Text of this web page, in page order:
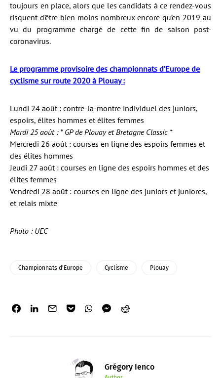
toujours en place, alors que les candidats à ce rendez-vous
risquent d’être bien moins nombreux encore qu’en 2019 au
vu du programme chargé de cette fin de saison post-
coronavirus.
Le programme provisoire des championnats d’Europe de
cyclisme sur route 2020 à Plouay :
Lundi 24 août : contre-la-montre individuel des juniors,
espoirs, élites hommes et élites femmes
Mardi 25 août : * GP de Plouay et Bretagne Classic *
Mercredi 26 août : courses en ligne des espoirs femmes et
des élites hommes
Jeudi 27 août : courses en ligne des espoirs hommes et des
élites femmes
Vendredi 28 août : courses en ligne des juniors et juniores,
et relais mixte
Photo : UEC
Championnats d'Europe Cyclisme Plouay
Grégory Ienco